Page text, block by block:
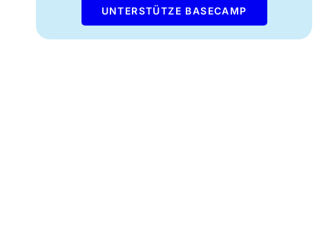
UNTERSTÜTZE BASECAMP